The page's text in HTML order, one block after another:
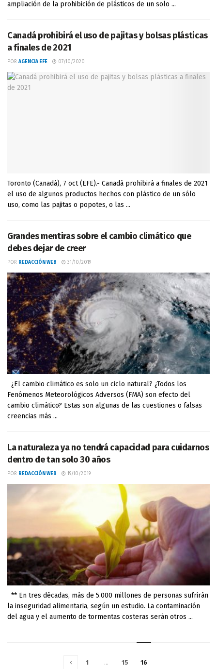
ampliación de la prohibición de plásticos de un solo ...
Canadá prohibirá el uso de pajitas y bolsas plásticas
a finales de 2021
POR AGENCIA EFE 07/10/2020
Toronto (Canadá), 7 oct (EFE).- Canadá prohibirá a finales de 2021
el uso de algunos productos hechos con plástico de un sólo
uso, como las pajitas o popotes, o las ...
Grandes mentiras sobre el cambio climático que
debes dejar de creer
POR REDACCIÓN WEB 31/10/2019
¿El cambio climático es solo un ciclo natural? ¿Todos los
Fenómenos Meteorológicos Adversos (FMA) son efecto del
cambio climático? Estas son algunas de las cuestiones o falsas
creencias más ...
La naturaleza ya no tendrá capacidad para cuidarnos
dentro de tan solo 30 años
POR REDACCIÓN WEB 19/10/2019
** En tres décadas, más de 5.000 millones de personas sufrirán
la inseguridad alimentaria, según un estudio. La contaminación
del agua y el aumento de tormentas costeras serán otros ...
1 … 15 16